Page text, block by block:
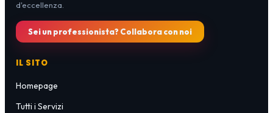
d'eccellenza.
Sei un professionista? Collabora con noi
IL SITO
Homepage
Tutti i Servizi